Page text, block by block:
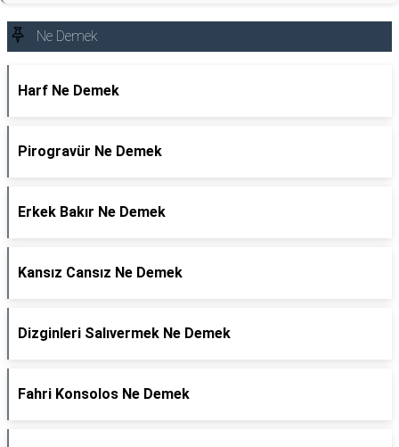
Ne Demek
Harf Ne Demek
Pirogravür Ne Demek
Erkek Bakır Ne Demek
Kansız Cansız Ne Demek
Dizginleri Salıvermek Ne Demek
Fahri Konsolos Ne Demek